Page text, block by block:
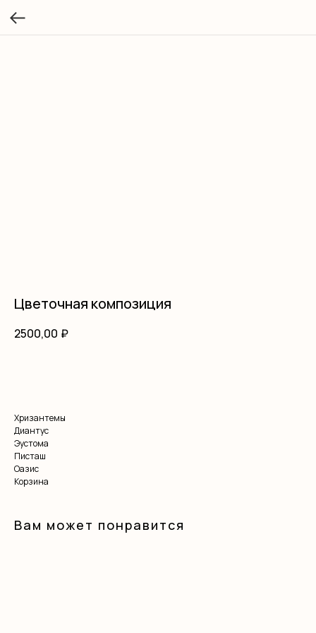
Цветочная композиция
2500,00 ₽
Хризантемы
Диантус
Эустома
Писташ
Оазис
Корзина
Вам может понравится